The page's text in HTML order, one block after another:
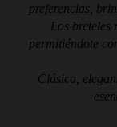
preferencias,
Los breteles
permitiéndote
Clásica,